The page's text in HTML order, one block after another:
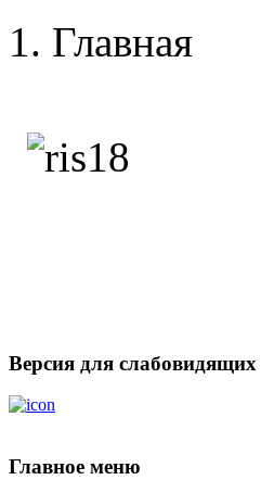
Главная
Версия для слабовидящих
Главное меню